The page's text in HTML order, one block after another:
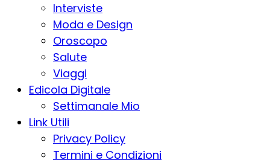
Interviste
Moda e Design
Oroscopo
Salute
Viaggi
Edicola Digitale
Settimanale Mio
Link Utili
Privacy Policy
Termini e Condizioni